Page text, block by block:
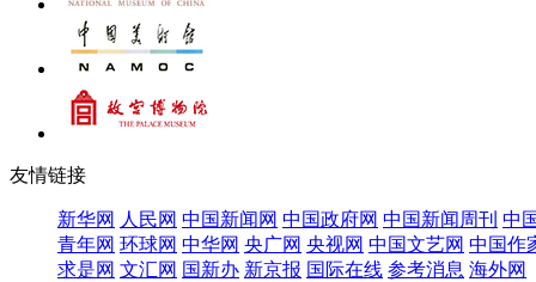
友情链接
新华网 人民网 中国新闻网 中国政府网 中国新闻周刊 中
青年网 环球网 中华网 央广网 央视网 中国文艺网 中国作
求是网 文汇网 国新办 新京报 国际在线 参考消息 海外网